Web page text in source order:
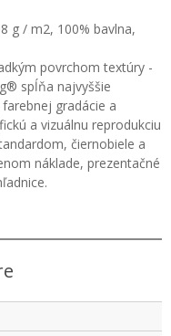
g / m2, 100% bavlna,
povrchom textúry -
spĺňa najvyššie
gradácie a
a vizuálnu reprodukciu
čiernobiele a
náklade, prezentačné